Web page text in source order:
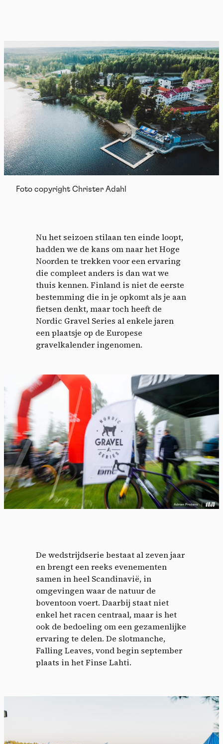
Foto copyright Christer Adahl
Nu het seizoen stilaan ten einde loopt,
hadden we de kans om naar het Hoge
Noorden te trekken voor een ervaring
die compleet anders is dan wat we
thuis kennen. Finland is niet de eerste
bestemming die in je opkomt als je aan
fietsen denkt, maar toch heeft de
Nordic Gravel Series al enkele jaren
een plaatsje op de Europese
gravelkalender ingenomen.
De wedstrijdserie bestaat al zeven jaar
en brengt een reeks evenementen
samen in heel Scandinavië, in
omgevingen waar de natuur de
boventoon voert. Daarbij staat niet
enkel het racen centraal, maar is het
ook de bedoeling om een ​​gezamenlijke
ervaring te delen. De slotmanche,
Falling Leaves, vond begin september
plaats in het Finse Lahti.